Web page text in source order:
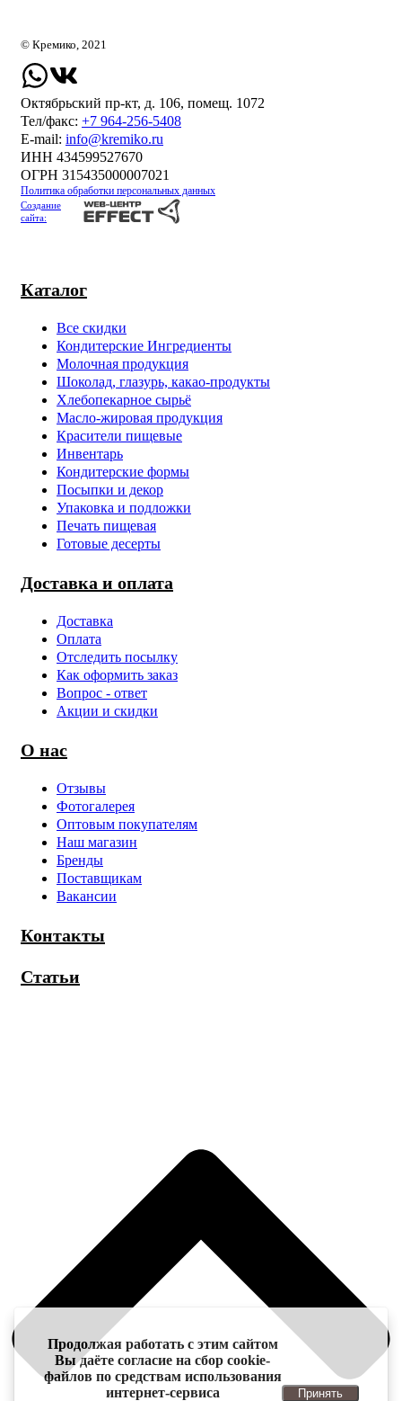
Каталог
Все скидки
Кондитерские Ингредиенты
Молочная продукция
Шоколад, глазурь, какао-продукты
Хлебопекарное сырьё
Масло-жировая продукция
Красители пищевые
Инвентарь
Кондитерские формы
Посыпки и декор
Упаковка и подложки
Печать пищевая
Готовые десерты
Доставка и оплата
Доставка
Оплата
Отследить посылку
Как оформить заказ
Вопрос - ответ
Акции и скидки
О нас
Отзывы
Фотогалерея
Оптовым покупателям
Наш магазин
Бренды
Поставщикам
Вакансии
Контакты
Статьи
© Кремико, 2021
Октябрьский пр-кт, д. 106, помещ. 1072
Тел/факс: +7 964-256-5408
Е-mail: info@kremiko.ru
ИНН 434599527670
ОГРН 315435000007021
Политика обработки персональных данных
Создание
сайта:
Продолжая работать с этим сайтом
Вы даёте согласие на сбор cookie-
файлов по средствам использования
интернет-сервиса
Принять